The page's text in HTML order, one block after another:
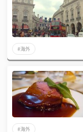
#海外
#海外